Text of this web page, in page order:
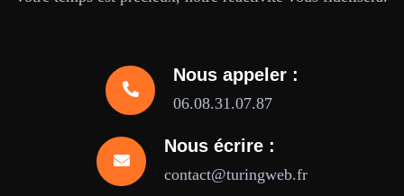
Nous appeler :
06.08.31.07.87
Nous écrire :
contact@turingweb.fr